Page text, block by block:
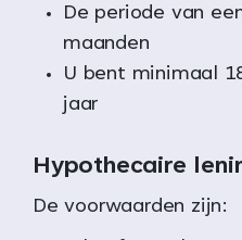
De periode van
maanden
U bent minimaal
jaar
Hypothecaire
De voorwaarden zijn: